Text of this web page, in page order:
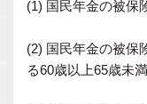
(1) 国民年金の被保
(2) 国民年金の被保
る60歳以上65歳未